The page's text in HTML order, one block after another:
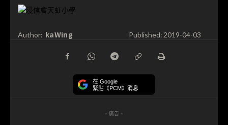
Author: kaWing Published:2019-04-03
在 Google
緊貼《PCM》消息
- 廣告 -